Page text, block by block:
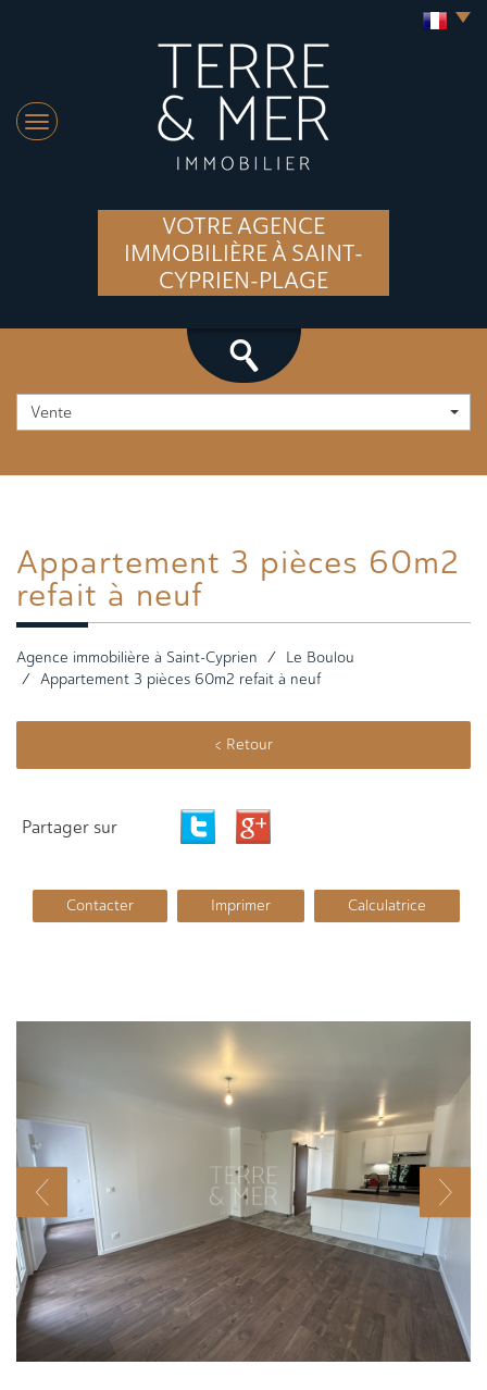
VOTRE AGENCE
IMMOBILIÈRE À SAINT-
CYPRIEN-PLAGE
Vente
Appartement 3 pièces 60m2
refait à neuf
Agence immobilière à Saint-Cyprien
Le Boulou
Appartement 3 pièces 60m2 refait à neuf
< Retour
Partager sur
Contacter Imprimer Calculatrice